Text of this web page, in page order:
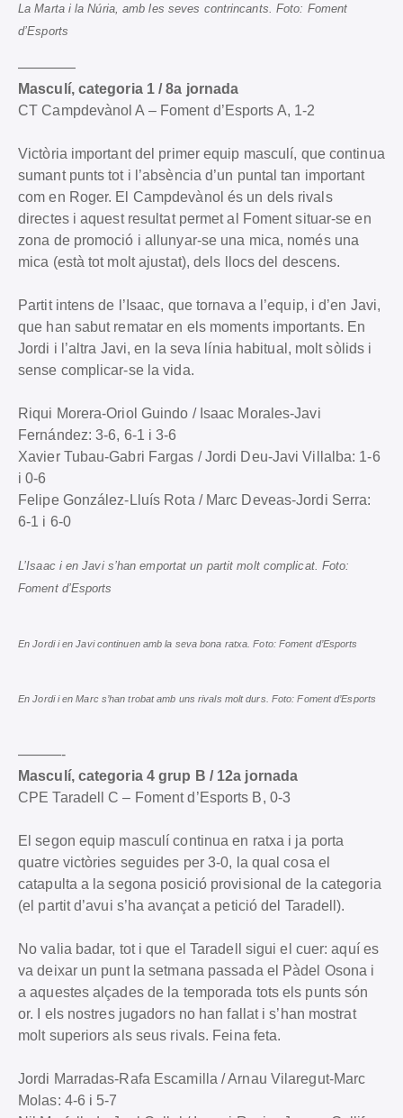
La Marta i la Núria, amb les seves contrincants. Foto: Foment
d’Esports
————
Masculí, categoria 1 / 8a jornada
CT Campdevànol A – Foment d’Esports A, 1-2
Victòria important del primer equip masculí, que continua
sumant punts tot i l’absència d’un puntal tan important
com en Roger. El Campdevànol és un dels rivals
directes i aquest resultat permet al Foment situar-se en
zona de promoció i allunyar-se una mica, només una
mica (està tot molt ajustat), dels llocs del descens.
Partit intens de l’Isaac, que tornava a l’equip, i d’en Javi,
que han sabut rematar en els moments importants. En
Jordi i l’altra Javi, en la seva línia habitual, molt sòlids i
sense complicar-se la vida.
Riqui Morera-Oriol Guindo / Isaac Morales-Javi
Fernández: 3-6, 6-1 i 3-6
Xavier Tubau-Gabri Fargas / Jordi Deu-Javi Villalba: 1-6
i 0-6
Felipe González-Lluís Rota / Marc Deveas-Jordi Serra:
6-1 i 6-0
L’Isaac i en Javi s’han emportat un partit molt complicat. Foto:
Foment d’Esports
En Jordi i en Javi continuen amb la seva bona ratxa. Foto: Foment d’Esports
En Jordi i en Marc s’han trobat amb uns rivals molt durs. Foto: Foment d’Esports
———-
Masculí, categoria 4 grup B / 12a jornada
CPE Taradell C – Foment d’Esports B, 0-3
El segon equip masculí continua en ratxa i ja porta
quatre victòries seguides per 3-0, la qual cosa el
catapulta a la segona posició provisional de la categoria
(el partit d’avui s’ha avançat a petició del Taradell).
No valia badar, tot i que el Taradell sigui el cuer: aquí es
va deixar un punt la setmana passada el Pàdel Osona i
a aquestes alçades de la temporada tots els punts són
or. I els nostres jugadors no han fallat i s’han mostrat
molt superiors als seus rivals. Feina feta.
Jordi Marradas-Rafa Escamilla / Arnau Vilaregut-Marc
Molas: 4-6 i 5-7